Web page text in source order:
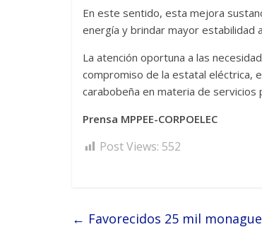
En este sentido, esta mejora
energía y brindar mayor estabilidad
La atención oportuna a las
compromiso de la estatal eléctrica,
carabobeña en materia de servicios
Prensa MPPEE-CORPOELEC
Post Views: 552
← Favorecidos 25 mil